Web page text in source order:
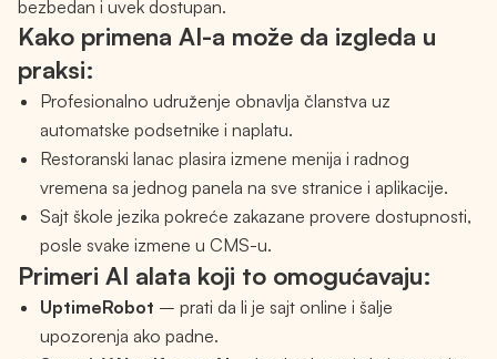
bezbedan i uvek dostupan.
Kako primena AI-a može da izgleda u
praksi:
Profesionalno udruženje obnavlja članstva uz
automatske podsetnike i naplatu.
Restoranski lanac plasira izmene menija i radnog
vremena sa jednog panela na sve stranice i aplikacije.
Sajt škole jezika pokreće zakazane provere dostupnosti,
posle svake izmene u CMS-u.
Primeri AI alata koji to omogućavaju:
UptimeRobot – prati da li je sajt online i šalje
upozorenja ako padne.